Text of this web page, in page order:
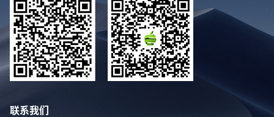
联系我们